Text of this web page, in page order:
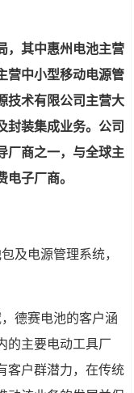
，其中惠州电池主营
营中小型移动电源管
技术有限公司主营大
封装集成业务。公司
厂商之一，与全球主
子厂商。
及电源管理系统，
德赛电池的客户涵
的主要电动工具厂
客户群潜力，在传统